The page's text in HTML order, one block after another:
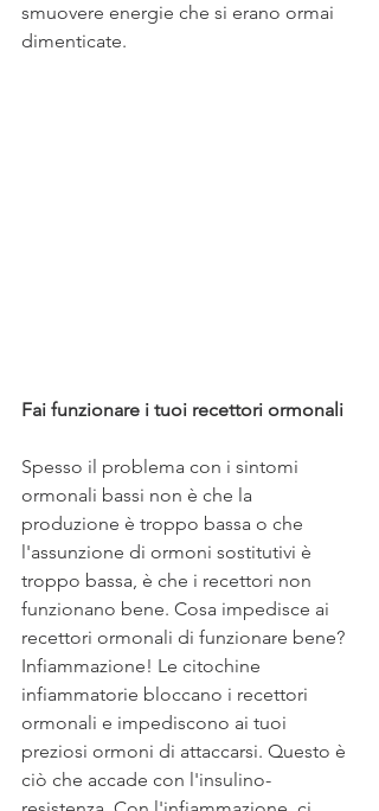
smuovere energie che si erano ormai
dimenticate.
Fai funzionare i tuoi recettori ormonali
Spesso il problema con i sintomi
ormonali bassi non è che la
produzione è troppo bassa o che
l'assunzione di ormoni sostitutivi è
troppo bassa, è che i recettori non
funzionano bene. Cosa impedisce ai
recettori ormonali di funzionare bene?
Infiammazione! Le citochine
infiammatorie bloccano i recettori
ormonali e impediscono ai tuoi
preziosi ormoni di attaccarsi. Questo è
ciò che accade con l'insulino-